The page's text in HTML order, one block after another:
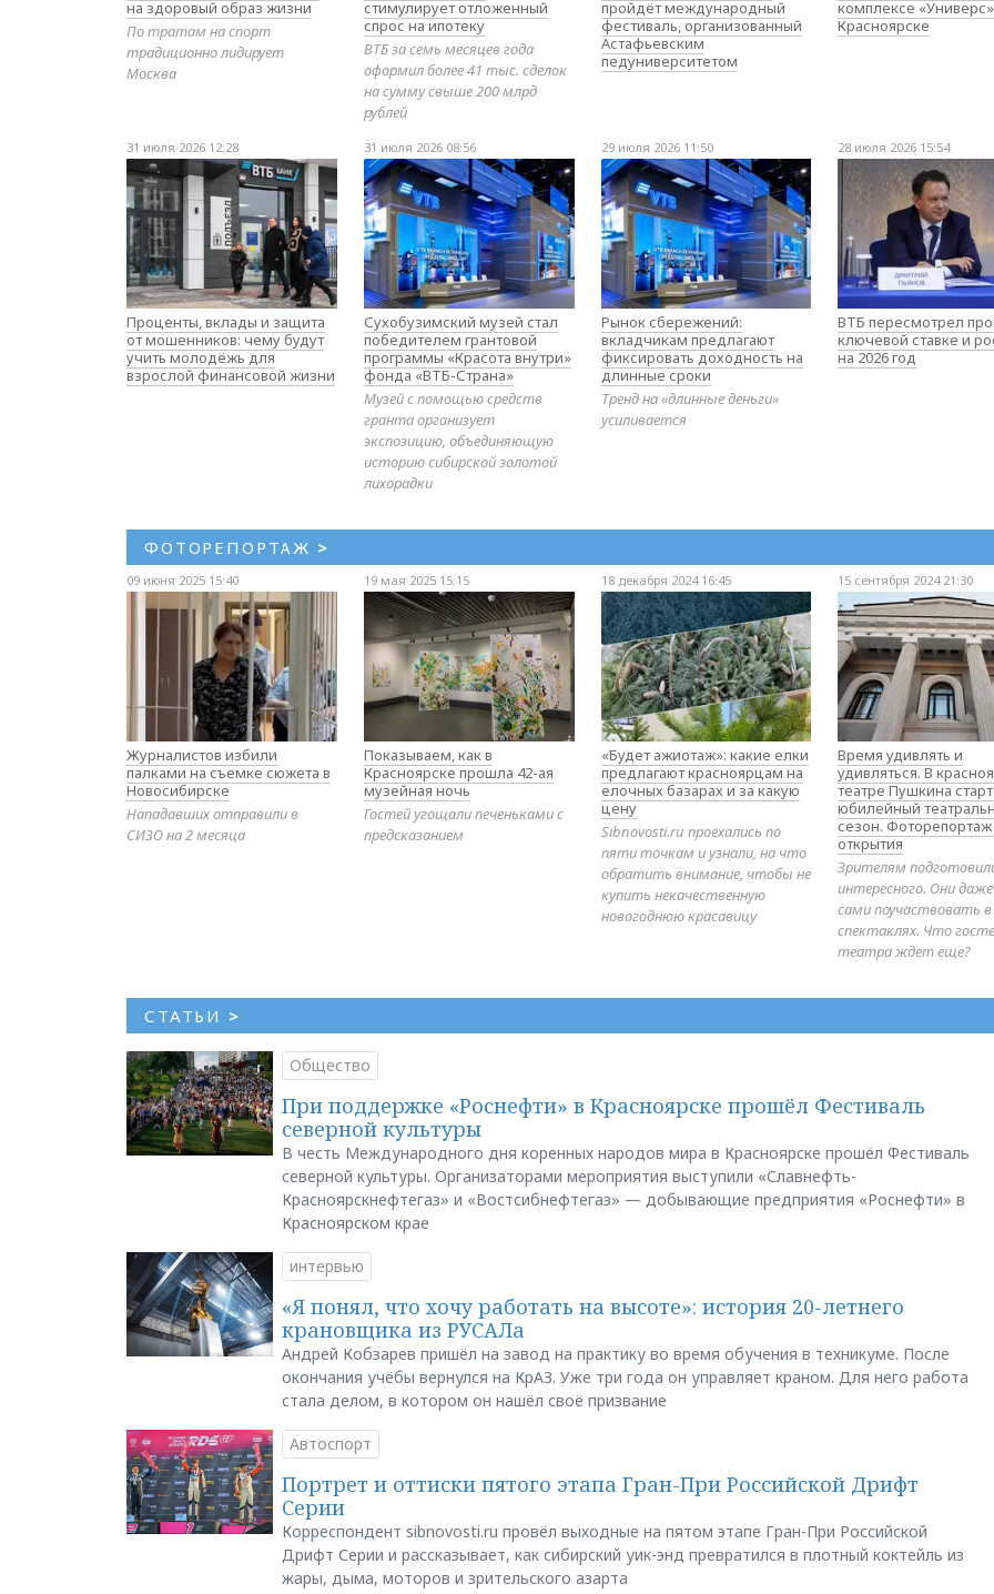
на здоровый образ жизни
По тратам на спорт
традиционно лидирует
Москва
стимулирует отложенный
спрос на ипотеку
ВТБ за семь месяцев года
оформил более 41 тыс. сделок
на сумму свыше 200 млрд
рублей
пройдёт международный
фестиваль, организованный
Астафьевским
педуниверситетом
комплексе
Красноярске
31 июля 2026 12:28
Проценты, вклады и защита
от мошенников: чему будут
учить молодёжь для
взрослой финансовой жизни
31 июля 2026 08:56
Сухобузимский музей стал
победителем грантовой
программы «Красота внутри»
фонда «ВТБ-Страна»
Музей с помощью средств
гранта организует
экспозицию, объединяющую
историю сибирской золотой
лихорадки
29 июля 2026 11:50
Рынок сбережений:
вкладчикам предлагают
фиксировать доходность на
длинные сроки
Тренд на «длинные деньги»
усиливается
28 июля 2026 15:54
ВТБ пересмотрел
ключевой ставке и
на 2026 год
ФОТОРЕПОРТАЖ >
09 июня 2025 15:40
Журналистов избили
палками на съемке сюжета в
Новосибирске
Нападавших отправили в
СИЗО на 2 месяца
19 мая 2025 15:15
Показываем, как в
Красноярске прошла 42-ая
музейная ночь
Гостей угощали печеньками с
предсказанием
18 декабря 2024 16:45
«Будет ажиотаж»: какие елки
предлагают красноярцам на
елочных базарах и за какую
цену
Sibnovosti.ru проехались по
пяти точкам и узнали, на что
обратить внимание, чтобы не
купить некачественную
новогоднюю красавицу
15 сентября 2024 21:30
Время удивлять и
удивляться. В
театре Пушкина
юбилейный
сезон. Фоторепортаж
открытия
Зрителям
интересного. Они
сами поучаствовать в
спектаклях. Что
театра ждет еще?
СТАТЬИ >
Общество
При поддержке «Роснефти» в Красноярске прошёл Фестиваль
северной культуры
В честь Международного дня коренных народов мира в Красноярске прошёл Фестиваль
северной культуры. Организаторами мероприятия выступили «Славнефть-
Красноярскнефтегаз» и «Востсибнефтегаз» — добывающие предприятия «Роснефти» в
Красноярском крае
интервью
«Я понял, что хочу работать на высоте»: история 20-летнего
крановщика из РУСАЛа
Андрей Кобзарев пришёл на завод на практику во время обучения в техникуме. После
окончания учёбы вернулся на КрАЗ. Уже три года он управляет краном. Для него работа
стала делом, в котором он нашёл своё призвание
Автоспорт
Портрет и оттиски пятого этапа Гран-При Российской Дрифт
Серии
Корреспондент sibnovosti.ru провёл выходные на пятом этапе Гран-При Российской
Дрифт Серии и рассказывает, как сибирский уик-энд превратился в плотный коктейль из
жары, дыма, моторов и зрительского азарта